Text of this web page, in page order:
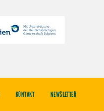
KONTAKT NEWSLETTER